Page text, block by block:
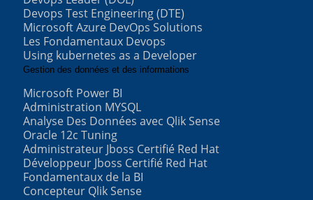
Devops Test Engineering (DTE)
Microsoft Azure DevOps Solutions
Les Fondamentaux Devops
Using kubernetes as a Developer
Gestion des données et des informations
Microsoft Power BI
Administration MYSQL
Analyse Des Données avec Qlik Sense
Oracle 12c Tuning
Administrateur Jboss Certifié Red Hat
Développeur Jboss Certifié Red Hat
Fondamentaux de la BI
Concepteur Qlik Sense